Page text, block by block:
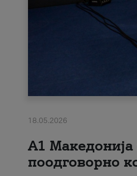
18.05.2026
A1
поодговорно